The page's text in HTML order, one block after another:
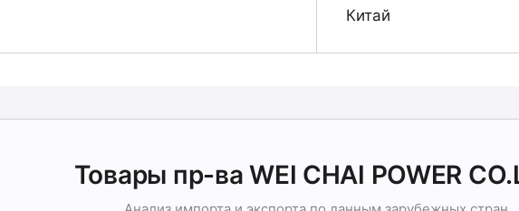
Китай
Товары пр-ва WEI CHAI POWER